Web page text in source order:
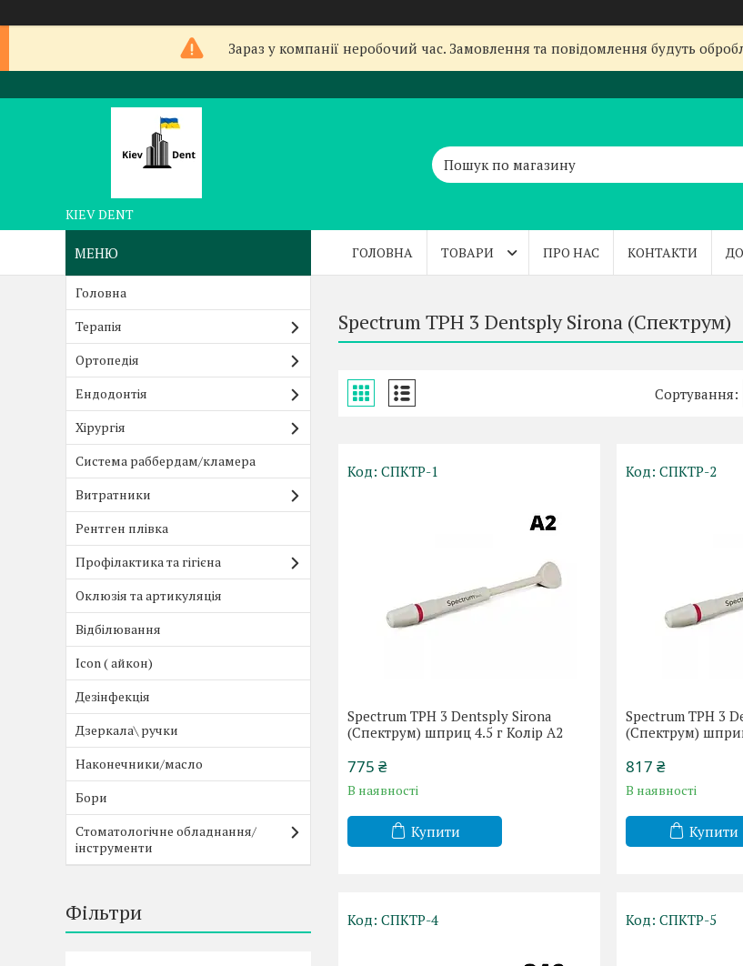
Зараз у компанії неробочий час. Замовлення та повідомлення будуть
KIEV DENT
ГОЛОВНА ТОВАРИ ПРО НАС КОНТАКТИ
Spectrum TPH 3 Dentsply Sirona (Спектрум)
СПКТР-1
Spectrum TPH 3 Dentsply Sirona
(Спектрум) шприц 4.5 г Колір А2
775 ₴
В наявності
Купити
СПКТР-2
Spectrum TPH 3
(Спектрум)
817 ₴
В наявності
Купити
СПКТР-4 СПКТР-5
Головна
Терапія
Ортопедія
Ендодонтія
Хірургія
Система раббердам/кламера
Витратники
Рентген плівка
Профілактика та гігієна
Оклюзія та артикуляція
Відбілювання
Icon ( айкон)
Дезінфекція
Дзеркала\ ручки
Наконечники/масло
Бори
Стоматологічне обладнання/
інструменти
Фільтри